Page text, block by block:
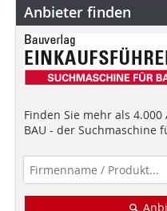
Anbieter finden
Finden Sie mehr als 4.000
BAU - der Suchmaschine